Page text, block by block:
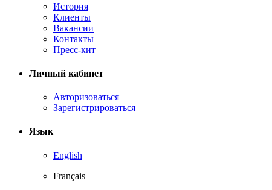
История
Клиенты
Вакансии
Контакты
Пресс-кит
Личный кабинет
Авторизоваться
Зарегистрироваться
Язык
English
Français